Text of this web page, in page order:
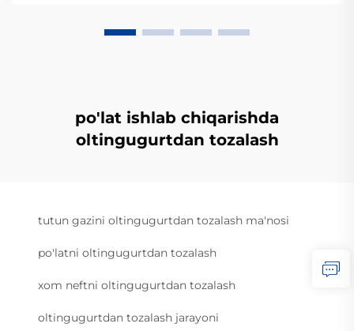
po'lat ishlab chiqarishda
oltingugurtdan tozalash
tutun gazini oltingugurtdan tozalash ma'nosi
po'latni oltingugurtdan tozalash
xom neftni oltingugurtdan tozalash
oltingugurtdan tozalash jarayoni